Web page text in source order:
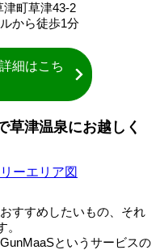
津町草津43-2
から徒歩1分
細はこち
草津温泉にお越しく
すすめしたいもの、それ
というサービスの